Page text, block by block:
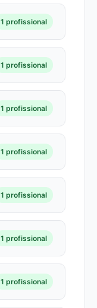
1 profissional
1 profissional
1 profissional
1 profissional
1 profissional
1 profissional
1 profissional